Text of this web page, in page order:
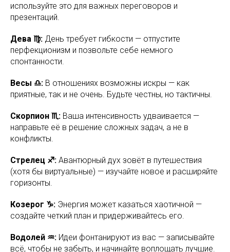
используйте это для важных переговоров и
презентаций.
Дева ♍: День требует гибкости — отпустите
перфекционизм и позвольте себе немного
спонтанности.
Весы ♎: В отношениях возможны искры — как
приятные, так и не очень. Будьте честны, но тактичны.
Скорпион ♏: Ваша интенсивность удваивается —
направьте её в решение сложных задач, а не в
конфликты.
Стрелец ♐: Авантюрный дух зовёт в путешествия
(хотя бы виртуальные) — изучайте новое и расширяйте
горизонты.
Козерог ♑: Энергия может казаться хаотичной —
создайте четкий план и придерживайтесь его.
Водолей ♒: Идеи фонтанируют из вас — записывайте
всё, чтобы не забыть, и начинайте воплощать лучшие.